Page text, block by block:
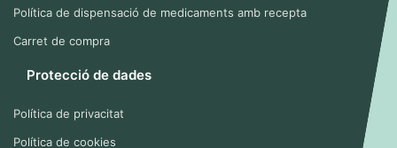
Política de dispensació de medicaments amb recepta
Carret de compra
Protecció de dades
Política de privacitat
Política de cookies